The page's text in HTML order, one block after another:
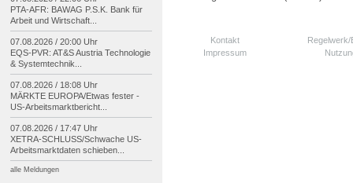
Kontakt
Impressum
PTA-AFR: BAWAG P.S.K. Bank für
Arbeit und Wirtschaft...
07.08.2026 / 20:00 Uhr
EQS-PVR: AT&S Austria Technologie
& Systemtechnik...
07.08.2026 / 18:08 Uhr
MÄRKTE EUROPA/Etwas fester -
US-Arbeitsmarktbericht...
07.08.2026 / 17:47 Uhr
XETRA-SCHLUSS/Schwache US-
Arbeitsmarktdaten schieben...
alle Meldungen